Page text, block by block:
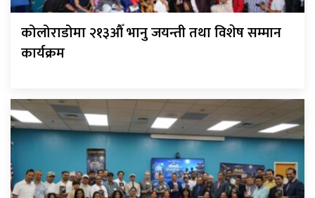
कोलोराडोमा २१३औँ भानु जयन्ती तथा विशेष सम्मान
कार्यक्रम